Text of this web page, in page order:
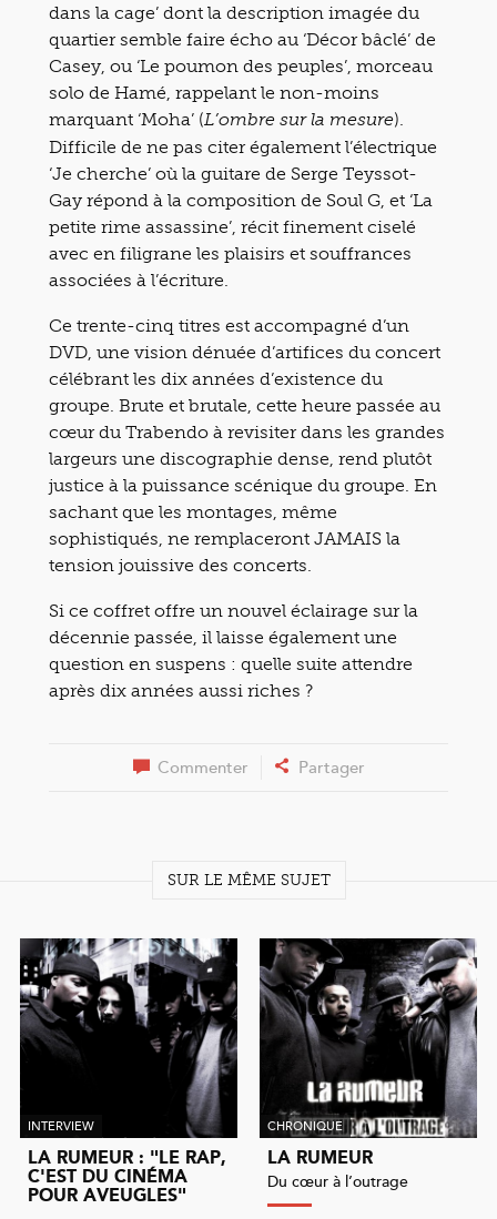
dans la cage’ dont la description imagée du
quartier semble faire écho au ‘Décor bâclé’ de
Casey, ou ‘Le poumon des peuples’, morceau
solo de Hamé, rappelant le non-moins
marquant ‘Moha’ (L’ombre sur la mesure).
Difficile de ne pas citer également l’électrique
‘Je cherche’ où la guitare de Serge Teyssot-
Gay répond à la composition de Soul G, et ‘La
petite rime assassine’, récit finement ciselé
avec en filigrane les plaisirs et souffrances
associées à l’écriture.
Ce trente-cinq titres est accompagné d’un
DVD, une vision dénuée d’artifices du concert
célébrant les dix années d’existence du
groupe. Brute et brutale, cette heure passée au
cœur du Trabendo à revisiter dans les grandes
largeurs une discographie dense, rend plutôt
justice à la puissance scénique du groupe. En
sachant que les montages, même
sophistiqués, ne remplaceront JAMAIS la
tension jouissive des concerts.
Si ce coffret offre un nouvel éclairage sur la
décennie passée, il laisse également une
question en suspens : quelle suite attendre
après dix années aussi riches ?
Commenter Partager
SUR LE MÊME SUJET
INTERVIEW
LA RUMEUR : "LE RAP,
C'EST DU CINÉMA
POUR AVEUGLES"
CHRONIQUE
LA RUMEUR
Du cœur à l’outrage